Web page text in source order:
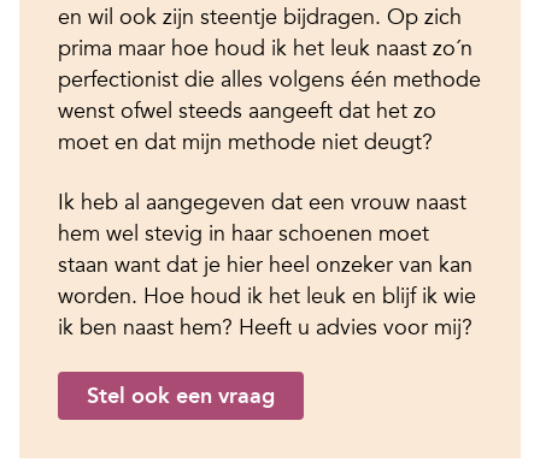
en wil ook zijn steentje bijdragen. Op zich
prima maar hoe houd ik het leuk naast zo´n
perfectionist die alles volgens één methode
wenst ofwel steeds aangeeft dat het zo
moet en dat mijn methode niet deugt?
Ik heb al aangegeven dat een vrouw naast
hem wel stevig in haar schoenen moet
staan want dat je hier heel onzeker van kan
worden. Hoe houd ik het leuk en blijf ik wie
ik ben naast hem? Heeft u advies voor mij?
Stel ook een vraag